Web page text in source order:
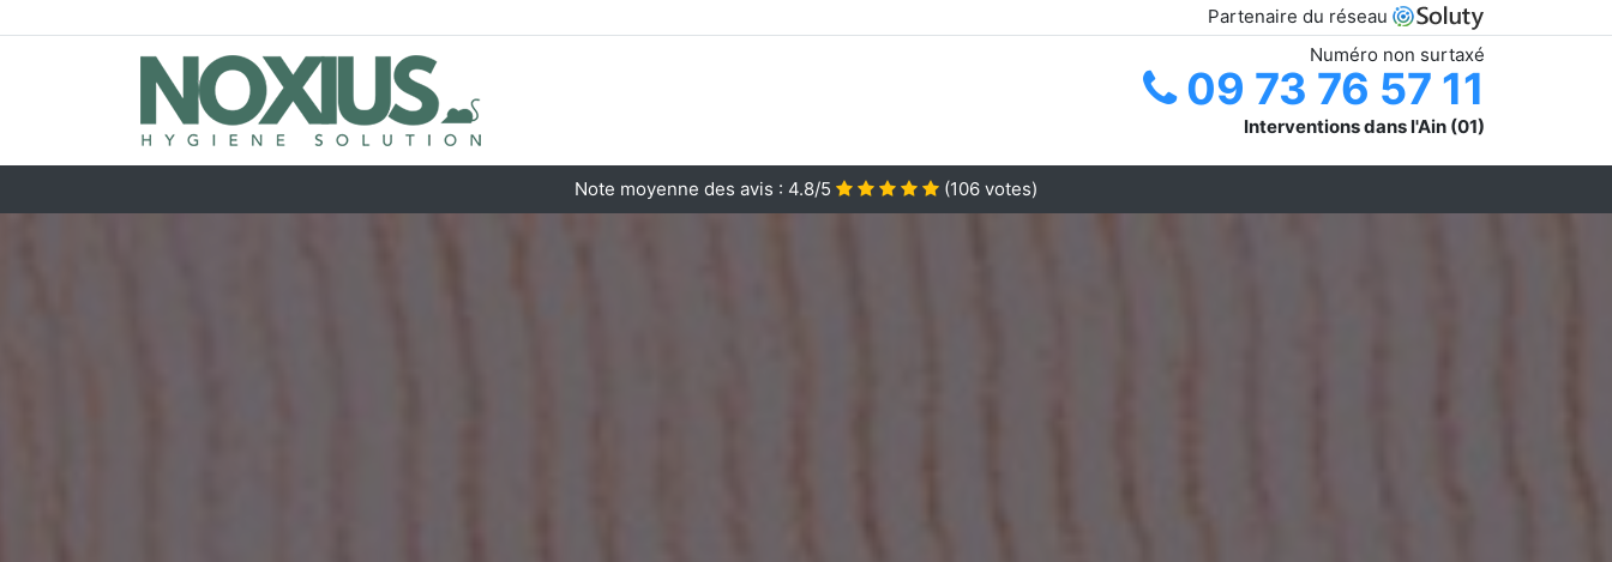
Partenaire du réseau
Numéro non surtaxé
09 73 76 57 11
Interventions dans l'Ain (01)
Note moyenne des avis : 4.8/5 (106 votes)